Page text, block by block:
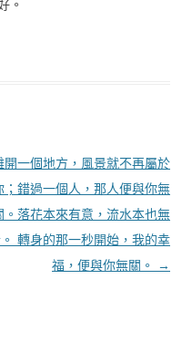
。
開一個地方，風景就不再屬於
；錯過一個人，那人便與你無
。落花本來有意，流水本也無
轉身的那一秒開始，我的幸
福，便與你無關。
→